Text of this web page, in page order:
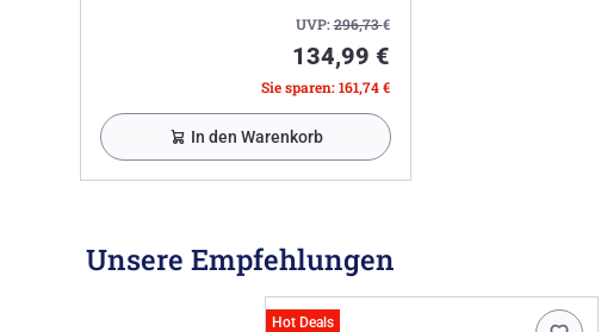
UVP:296,73€
134,99 €
Sie sparen: 161,74 €
In den Warenkorb
Unsere Empfehlungen
Hot Deals